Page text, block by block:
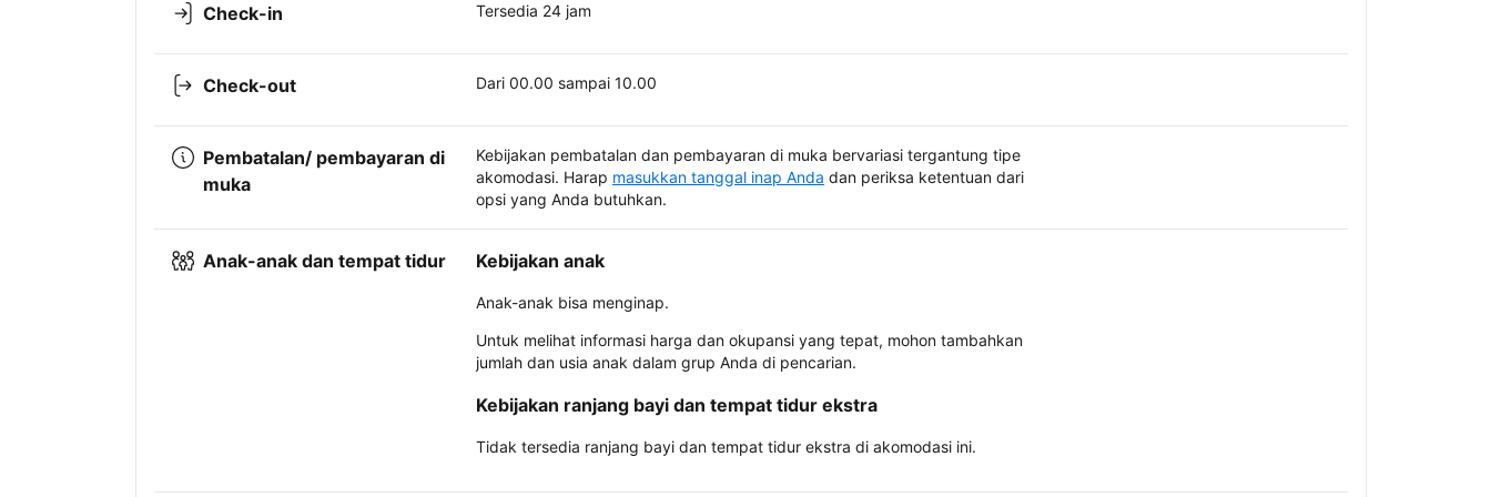
Check-in Tersedia 24 jam
Check-out Dari 00.00 sampai 10.00
Pembatalan/ pembayaran di
muka
Kebijakan pembatalan dan pembayaran di muka bervariasi tergantung tipe
akomodasi. Harap masukkan tanggal inap Anda dan periksa ketentuan dari
opsi yang Anda butuhkan.
Anak-anak dan tempat tidur Kebijakan anak
Anak-anak bisa menginap.
Untuk melihat informasi harga dan okupansi yang tepat, mohon tambahkan
jumlah dan usia anak dalam grup Anda di pencarian.
Kebijakan ranjang bayi dan tempat tidur ekstra
Tidak tersedia ranjang bayi dan tempat tidur ekstra di akomodasi ini.